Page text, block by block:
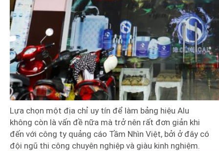
Lựa chọn một địa chỉ uy tín để làm bảng hiệu Alu
không còn là vấn đề nữa mà trở nên rất đơn giản khi
đến với công ty quảng cáo Tầm Nhìn Việt, bởi ở đây có
đội ngũ thi công chuyên nghiệp và giàu kinh nghiệm.